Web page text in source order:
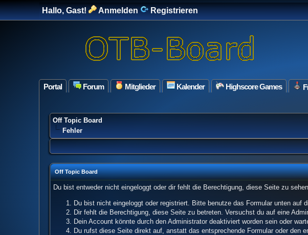
Hallo, Gast! Anmelden Registrieren
Portal Forum Mitglieder Kalender Highscore Games
Off Topic Board
Fehler
Off Topic Board
Du bist entweder nicht eingeloggt oder dir fehlt die Berechtigung, diese Seite zu
Du bist nicht eingeloggt oder registriert. Bitte benutze das Formular unten auf
Dir fehlt die Berechtigung, diese Seite zu betreten. Versuchst du auf eine
Dein Account könnte durch den Administrator deaktiviert worden sein oder
Du rufst diese Seite direkt auf, anstatt das entsprechende Formular oder den